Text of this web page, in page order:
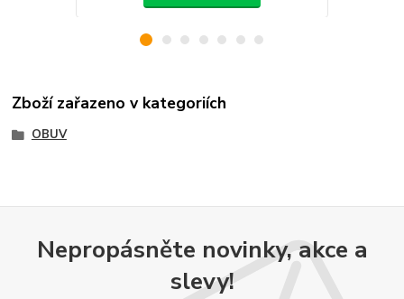
Zboží zařazeno v kategoriích
OBUV
Nepropásněte novinky, akce a
slevy!